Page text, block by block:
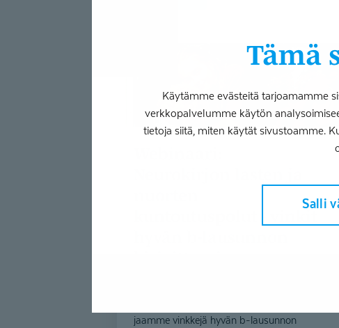
Tämä
Käytämme evästeitä tarjoamamme
verkkopalvelumme käytön
tietoja siitä, miten käytät sivustoamme.
Salli
jaamme vinkkejä hyvän b-lausunnon